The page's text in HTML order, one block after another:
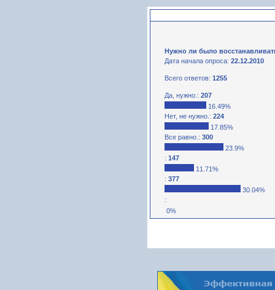
Нужно ли было
Дата начала опроса: 22.12.2010
Всего ответов: 1255
Да, нужно.: 207
16.49%
Нет, не нужно.: 224
17.85%
Все равно.: 300
23.9%
: 147
11.71%
: 377
30.04%
:
0%